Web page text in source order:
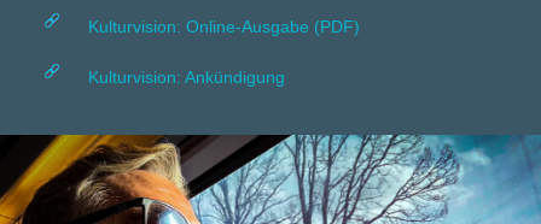
Kulturvision: Online-Ausgabe (PDF)
Kulturvision: Ankündigung